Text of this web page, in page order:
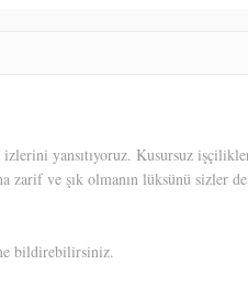
yansıtıyoruz. Kusursuz
ve şık olmanın lüksünü sizler
bildirebilirsiniz.